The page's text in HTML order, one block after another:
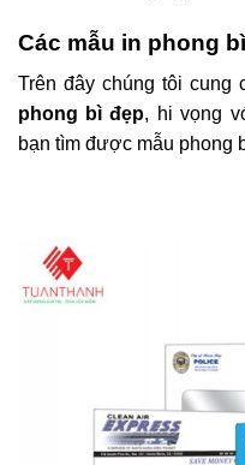
Các mẫu in phong
Trên đây chúng tôi cung
phong bì đẹp, hi vọng
bạn tìm được mẫu phong